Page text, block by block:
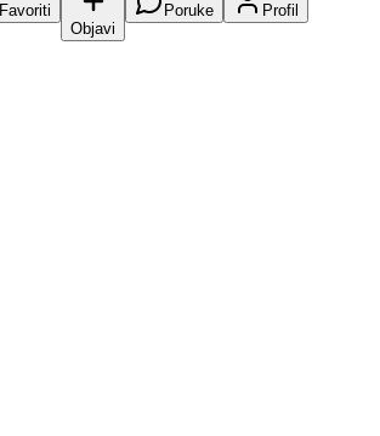
Favoriti
Objavi
Poruke Profil